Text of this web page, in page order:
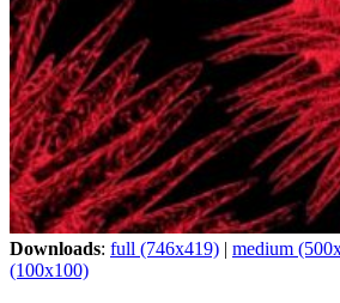
Downloads: full (746x419) | medium
(100x100)